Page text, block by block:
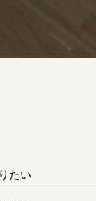
たい